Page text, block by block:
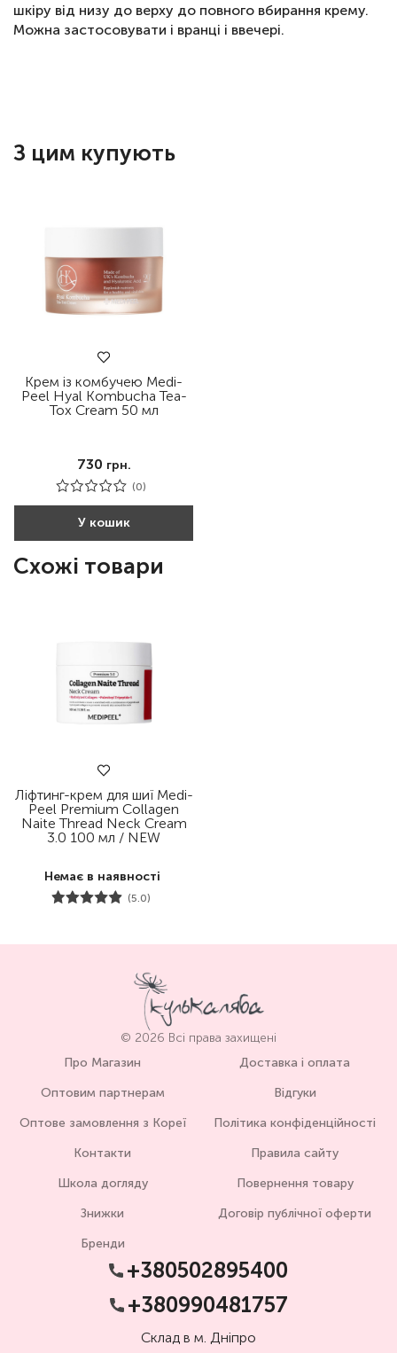
шкіру від низу до верху до повного вбирання крему.
Можна застосовувати і вранці і ввечері.
З цим купують
Крем із комбучею Medi-
Peel Hyal Kombucha Tea-
Tox Cream 50 мл
730 грн.
(0)
У кошик
Схожі товари
Ліфтинг-крем для шиї Medi-
Peel Premium Collagen
Naite Thread Neck Cream
3.0 100 мл / NEW
Немає в наявності
(5.0)
© 2026 Всі права захищені
Про Магазин
Оптовим партнерам
Оптове замовлення з Кореї
Контакти
Школа догляду
Знижки
Бренди
Доставка і оплата
Відгуки
Політика конфіденційності
Правила сайту
Повернення товару
Договір публічної оферти
+380502895400
+380990481757
Склад в м. Дніпро